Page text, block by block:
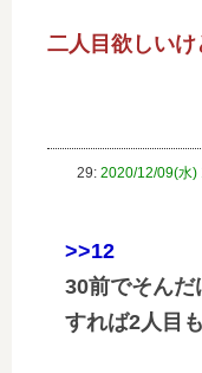
二人目欲しいけ
29: 2020/12/09(水)
>>12
30前でそんだ
すれば2人目